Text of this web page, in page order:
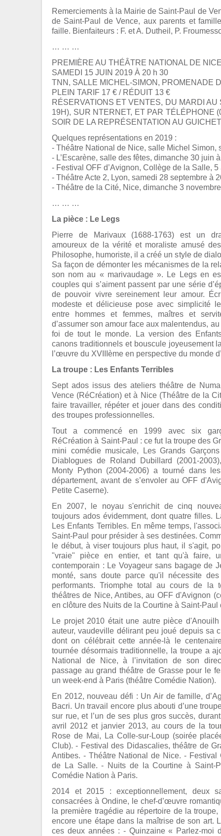
Remerciements à la Mairie de Saint-Paul de
de Saint-Paul de Vence, aux parents et
faille. Bienfaiteurs : F. et A. Dutheil, P.
… … …
PREMIÈRE AU THÉÂTRE NATIONAL DE
SAMEDI 15 JUIN 2019 À 20 h 30
TNN, SALLE MICHEL-SIMON, PROMENADE
PLEIN TARIF 17 € / RÉDUIT 13 €
RÉSERVATIONS ET VENTES, DU MARDI AU
19H), SUR NTERNET, ET PAR TÉLÉPHONE
SOIR DE LA REPRÉSENTATION AU
Quelques représentations en 2019 :
- Théâtre National de Nice, salle Michel Simon,
- L’Escarène, salle des fêtes, dimanche 30 juin
- Festival OFF d’Avignon, Collège de la Salle,
- Théâtre Acte 2, Lyon, samedi 28 septembre à
- Théâtre de la Cité, Nice, dimanche 3
… … …
La pièce : Le Legs
Pierre de Marivaux (1688-1763) est un
amoureux de la vérité et moraliste amusé
Philosophe, humoriste, il a créé un style de
Sa façon de démonter les mécanismes de la
son nom au « marivaudage ». Le Legs en
couples qui s’aiment passent par une série
de pouvoir vivre sereinement leur amour.
modeste et délicieuse pose avec simplicité
entre hommes et femmes, maîtres et
d’assumer son amour face aux malentendus,
foi de tout le monde. La version des
canons traditionnels et bouscule joyeusement
l’œuvre du XVIIIème en perspective du monde
La troupe : Les Enfants Terribles
Sept ados issus des ateliers théâtre de
Vence (RéCréation) et à Nice (Théâtre de la
faire travailler, répéter et jouer dans des
des troupes professionnelles.
Tout a commencé en 1999 avec six
RéCréation à Saint-Paul : ce fut la troupe des
mini comédie musicale, Les Grands
Diablogues de Roland Dubillard (2001-
Monty Python (2004-2006) a tourné dans
département, avant de s’envoler au OFF
Petite Caserne).
En 2007, le noyau s'enrichit de cinq
toujours ados évidemment, dont quatre filles.
Les Enfants Terribles. En même temps,
Saint-Paul pour présider à ses destinées.
le début, à viser toujours plus haut, il s'agit,
"vraie" pièce en entier, et tant qu'à faire,
contemporain : Le Voyageur sans bagage de
monté, sans doute parce qu'il nécessite des
performants. Triomphe total au cours de la
théâtres de Nice, Antibes, au OFF d'Avignon
en clôture des Nuits de la Courtine à Saint-Paul
Le projet 2010 était une autre pièce
auteur, vaudeville délirant peu joué depuis sa
dont on célébrait cette année-là le
tournée désormais traditionnelle, la troupe a
National de Nice, à l’invitation de son
passage au grand théâtre de Grasse pour le
un week-end à Paris (théâtre Comédie Nation).
En 2012, nouveau défi : Un Air de famille,
Bacri. Un travail encore plus abouti d’une
sur rue, et l’un de ses plus gros succès,
avril 2012 et janvier 2013, au cours de la
Rose de Mai, La Colle-sur-Loup (soirée
Club). - Festival des Didascalies, théâtre de
Antibes. - Théâtre National de Nice. - Festival
de La Salle. - Nuits de la Courtine à Saint-
Comédie Nation à Paris.
2014 et 2015 : exceptionnellement, deux
consacrées à Ondine, le chef-d’œuvre
la première tragédie au répertoire de la
encore une étape dans la maîtrise de son art.
ces deux années : - Quinzaine « Parlez-moi